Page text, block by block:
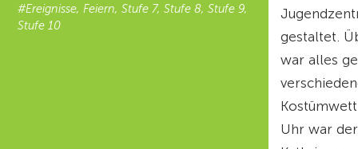
#Ereignisse, Feiern, Stufe 7, Stufe 8, Stufe 9,
Stufe 10
gestaltet.
war alles
Uhr war